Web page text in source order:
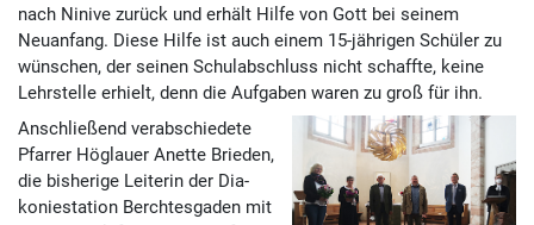
nach Ninive zurück und erhält Hilfe von Gott bei seinem
Neuanfang. Diese Hilfe ist auch einem 15-jährigen Schüler zu
wünschen, der seinen Schul­abschluss nicht schaffte, keine
Lehr­stelle erhielt, denn die Auf­gaben waren zu groß für ihn.
Anschließend verabschiedete
Pfarrer Hög­lauer Anette Brieden,
die bis­herige Lei­terin der Dia­
konie­station Berch­tes­gaden mit